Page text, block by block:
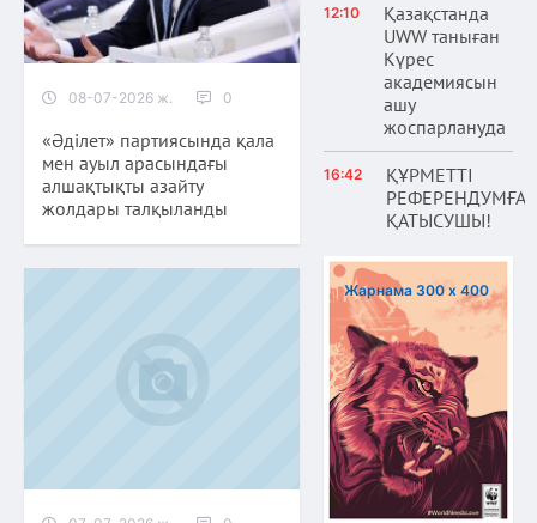
08-07-2026 ж. 0
«Әділет» партиясында қала
мен ауыл арасындағы
алшақтықты азайту
жолдары талқыланды
12:10
Қазақстанда
UWW таныған
Күрес
академиясын
ашу
жоспарлануда
16:42
ҚҰРМЕТТІ
РЕФЕРЕНДУМҒА
ҚАТЫСУШЫ!
Жарнама 300 х 400